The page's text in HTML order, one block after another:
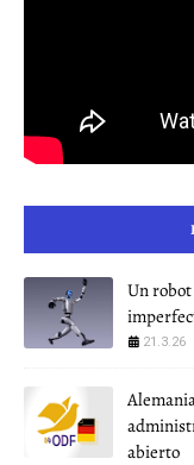
Un
21.3.26
abierto